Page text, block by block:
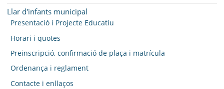
Llar d'infants municipal
Presentació i Projecte Educatiu
Horari i quotes
Preinscripció, confirmació de plaça i matrícula
Ordenança i reglament
Contacte i enllaços